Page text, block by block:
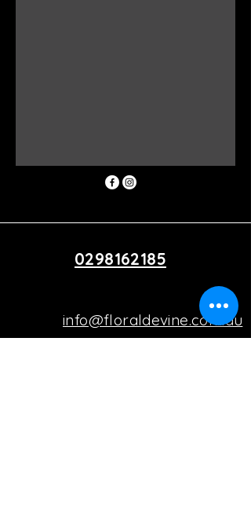
0298162185
info@floraldevine.com.au